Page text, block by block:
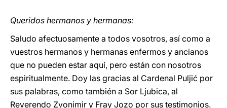
Queridos hermanos y hermanas:
Saludo afectuosamente a todos vosotros, así como a
vuestros hermanos y hermanas enfermos y ancianos
que no pueden estar aquí, pero están con nosotros
espiritualmente. Doy las gracias al Cardenal Puljić por
sus palabras, como también a Sor Ljubica, al
Reverendo Zvonimir y Fray Jozo por sus testimonios.